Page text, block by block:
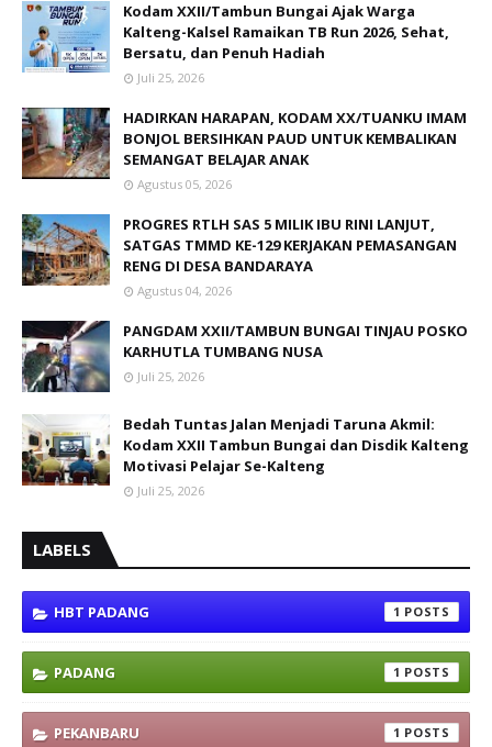
Kodam XXII/Tambun Bungai Ajak Warga
Kalteng-Kalsel Ramaikan TB Run 2026, Sehat,
Bersatu, dan Penuh Hadiah
Juli 25, 2026
HADIRKAN HARAPAN, KODAM XX/TUANKU IMAM
BONJOL BERSIHKAN PAUD UNTUK KEMBALIKAN
SEMANGAT BELAJAR ANAK
Agustus 05, 2026
PROGRES RTLH SAS 5 MILIK IBU RINI LANJUT,
SATGAS TMMD KE-129 KERJAKAN PEMASANGAN
RENG DI DESA BANDARAYA
Agustus 04, 2026
PANGDAM XXII/TAMBUN BUNGAI TINJAU POSKO
KARHUTLA TUMBANG NUSA
Juli 25, 2026
Bedah Tuntas Jalan Menjadi Taruna Akmil:
Kodam XXII Tambun Bungai dan Disdik Kalteng
Motivasi Pelajar Se-Kalteng
Juli 25, 2026
LABELS
HBT PADANG 1
PADANG 1
PEKANBARU 1